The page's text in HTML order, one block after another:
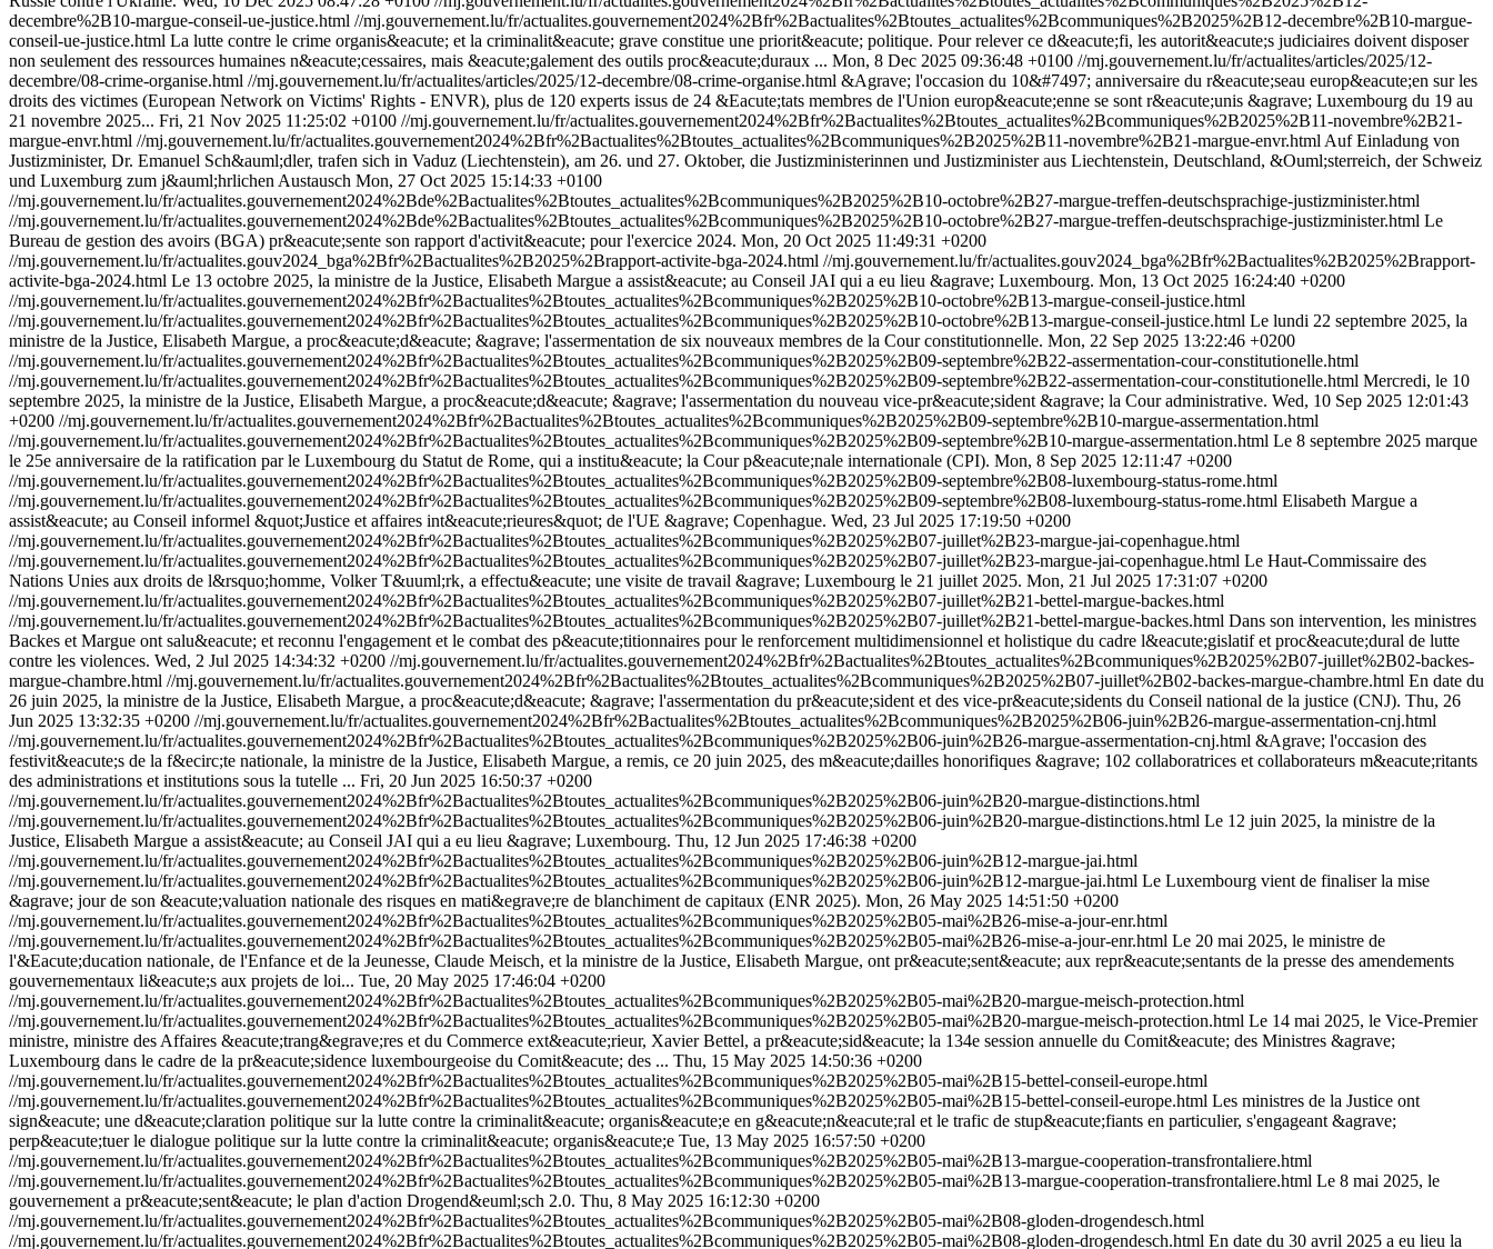
decembre%2B10-margue-conseil-ue-justice.html //mj.gouvernement.lu/fr/actualites.gouvernement2024%2Bfr%2Bactualites%2Btoutes_actualites%2Bcommuniques%2B2025%2B12-decembre%2B10-margue-
conseil-ue-justice.html La lutte contre le crime organis&eacute; et la criminalit&eacute; grave constitue une priorit&eacute; politique. Pour relever ce d&eacute;fi, les autorit&eacute;s judiciaires doivent disposer
non seulement des ressources humaines n&eacute;cessaires, mais &eacute;galement des outils proc&eacute;duraux ... Mon, 8 Dec 2025 09:36:48 +0100 //mj.gouvernement.lu/fr/actualites/articles/2025/12-
decembre/08-crime-organise.html //mj.gouvernement.lu/fr/actualites/articles/2025/12-decembre/08-crime-organise.html &Agrave; l'occasion du 10&#7497; anniversaire du r&eacute;seau europ&eacute;en sur les
droits des victimes (European Network on Victims' Rights - ENVR), plus de 120 experts issus de 24 &Eacute;tats membres de l'Union europ&eacute;enne se sont r&eacute;unis &agrave; Luxembourg du 19 au
21 novembre 2025... Fri, 21 Nov 2025 11:25:02 +0100 //mj.gouvernement.lu/fr/actualites.gouvernement2024%2Bfr%2Bactualites%2Btoutes_actualites%2Bcommuniques%2B2025%2B11-novembre%2B21-
margue-envr.html //mj.gouvernement.lu/fr/actualites.gouvernement2024%2Bfr%2Bactualites%2Btoutes_actualites%2Bcommuniques%2B2025%2B11-novembre%2B21-margue-envr.html Auf Einladung von
Justizminister, Dr. Emanuel Sch&auml;dler, trafen sich in Vaduz (Liechtenstein), am 26. und 27. Oktober, die Justizministerinnen und Justizminister aus Liechtenstein, Deutschland, &Ouml;sterreich, der Schweiz
und Luxemburg zum j&auml;hrlichen Austausch Mon, 27 Oct 2025 15:14:33 +0100
//mj.gouvernement.lu/fr/actualites.gouvernement2024%2Bde%2Bactualites%2Btoutes_actualites%2Bcommuniques%2B2025%2B10-octobre%2B27-margue-treffen-deutschsprachige-justizminister.html
//mj.gouvernement.lu/fr/actualites.gouvernement2024%2Bde%2Bactualites%2Btoutes_actualites%2Bcommuniques%2B2025%2B10-octobre%2B27-margue-treffen-deutschsprachige-justizminister.html Le
Bureau de gestion des avoirs (BGA) pr&eacute;sente son rapport d'activit&eacute; pour l'exercice 2024. Mon, 20 Oct 2025 11:49:31 +0200
//mj.gouvernement.lu/fr/actualites.gouv2024_bga%2Bfr%2Bactualites%2B2025%2Brapport-activite-bga-2024.html //mj.gouvernement.lu/fr/actualites.gouv2024_bga%2Bfr%2Bactualites%2B2025%2Brapport-
activite-bga-2024.html Le 13 octobre 2025, la ministre de la Justice, Elisabeth Margue a assist&eacute; au Conseil JAI qui a eu lieu &agrave; Luxembourg. Mon, 13 Oct 2025 16:24:40 +0200
//mj.gouvernement.lu/fr/actualites.gouvernement2024%2Bfr%2Bactualites%2Btoutes_actualites%2Bcommuniques%2B2025%2B10-octobre%2B13-margue-conseil-justice.html
//mj.gouvernement.lu/fr/actualites.gouvernement2024%2Bfr%2Bactualites%2Btoutes_actualites%2Bcommuniques%2B2025%2B10-octobre%2B13-margue-conseil-justice.html Le lundi 22 septembre 2025, la
ministre de la Justice, Elisabeth Margue, a proc&eacute;d&eacute; &agrave; l'assermentation de six nouveaux membres de la Cour constitutionnelle. Mon, 22 Sep 2025 13:22:46 +0200
//mj.gouvernement.lu/fr/actualites.gouvernement2024%2Bfr%2Bactualites%2Btoutes_actualites%2Bcommuniques%2B2025%2B09-septembre%2B22-assermentation-cour-constitutionelle.html
//mj.gouvernement.lu/fr/actualites.gouvernement2024%2Bfr%2Bactualites%2Btoutes_actualites%2Bcommuniques%2B2025%2B09-septembre%2B22-assermentation-cour-constitutionelle.html Mercredi, le 10
septembre 2025, la ministre de la Justice, Elisabeth Margue, a proc&eacute;d&eacute; &agrave; l'assermentation du nouveau vice-pr&eacute;sident &agrave; la Cour administrative. Wed, 10 Sep 2025 12:01:43
+0200 //mj.gouvernement.lu/fr/actualites.gouvernement2024%2Bfr%2Bactualites%2Btoutes_actualites%2Bcommuniques%2B2025%2B09-septembre%2B10-margue-assermentation.html
//mj.gouvernement.lu/fr/actualites.gouvernement2024%2Bfr%2Bactualites%2Btoutes_actualites%2Bcommuniques%2B2025%2B09-septembre%2B10-margue-assermentation.html Le 8 septembre 2025 marque
le 25e anniversaire de la ratification par le Luxembourg du Statut de Rome, qui a institu&eacute; la Cour p&eacute;nale internationale (CPI). Mon, 8 Sep 2025 12:11:47 +0200
//mj.gouvernement.lu/fr/actualites.gouvernement2024%2Bfr%2Bactualites%2Btoutes_actualites%2Bcommuniques%2B2025%2B09-septembre%2B08-luxembourg-status-rome.html
//mj.gouvernement.lu/fr/actualites.gouvernement2024%2Bfr%2Bactualites%2Btoutes_actualites%2Bcommuniques%2B2025%2B09-septembre%2B08-luxembourg-status-rome.html Elisabeth Margue a
assist&eacute; au Conseil informel &quot;Justice et affaires int&eacute;rieures&quot; de l'UE &agrave; Copenhague. Wed, 23 Jul 2025 17:19:50 +0200
//mj.gouvernement.lu/fr/actualites.gouvernement2024%2Bfr%2Bactualites%2Btoutes_actualites%2Bcommuniques%2B2025%2B07-juillet%2B23-margue-jai-copenhague.html
//mj.gouvernement.lu/fr/actualites.gouvernement2024%2Bfr%2Bactualites%2Btoutes_actualites%2Bcommuniques%2B2025%2B07-juillet%2B23-margue-jai-copenhague.html Le Haut-Commissaire des
Nations Unies aux droits de l&rsquo;homme, Volker T&uuml;rk, a effectu&eacute; une visite de travail &agrave; Luxembourg le 21 juillet 2025. Mon, 21 Jul 2025 17:31:07 +0200
//mj.gouvernement.lu/fr/actualites.gouvernement2024%2Bfr%2Bactualites%2Btoutes_actualites%2Bcommuniques%2B2025%2B07-juillet%2B21-bettel-margue-backes.html
//mj.gouvernement.lu/fr/actualites.gouvernement2024%2Bfr%2Bactualites%2Btoutes_actualites%2Bcommuniques%2B2025%2B07-juillet%2B21-bettel-margue-backes.html Dans son intervention, les ministres
Backes et Margue ont salu&eacute; et reconnu l'engagement et le combat des p&eacute;titionnaires pour le renforcement multidimensionnel et holistique du cadre l&eacute;gislatif et proc&eacute;dural de lutte
contre les violences. Wed, 2 Jul 2025 14:34:32 +0200 //mj.gouvernement.lu/fr/actualites.gouvernement2024%2Bfr%2Bactualites%2Btoutes_actualites%2Bcommuniques%2B2025%2B07-juillet%2B02-backes-
margue-chambre.html //mj.gouvernement.lu/fr/actualites.gouvernement2024%2Bfr%2Bactualites%2Btoutes_actualites%2Bcommuniques%2B2025%2B07-juillet%2B02-backes-margue-chambre.html En date du
26 juin 2025, la ministre de la Justice, Elisabeth Margue, a proc&eacute;d&eacute; &agrave; l'assermentation du pr&eacute;sident et des vice-pr&eacute;sidents du Conseil national de la justice (CNJ). Thu, 26
Jun 2025 13:32:35 +0200 //mj.gouvernement.lu/fr/actualites.gouvernement2024%2Bfr%2Bactualites%2Btoutes_actualites%2Bcommuniques%2B2025%2B06-juin%2B26-margue-assermentation-cnj.html
//mj.gouvernement.lu/fr/actualites.gouvernement2024%2Bfr%2Bactualites%2Btoutes_actualites%2Bcommuniques%2B2025%2B06-juin%2B26-margue-assermentation-cnj.html &Agrave; l'occasion des
festivit&eacute;s de la f&ecirc;te nationale, la ministre de la Justice, Elisabeth Margue, a remis, ce 20 juin 2025, des m&eacute;dailles honorifiques &agrave; 102 collaboratrices et collaborateurs m&eacute;ritants
des administrations et institutions sous la tutelle ... Fri, 20 Jun 2025 16:50:37 +0200
//mj.gouvernement.lu/fr/actualites.gouvernement2024%2Bfr%2Bactualites%2Btoutes_actualites%2Bcommuniques%2B2025%2B06-juin%2B20-margue-distinctions.html
//mj.gouvernement.lu/fr/actualites.gouvernement2024%2Bfr%2Bactualites%2Btoutes_actualites%2Bcommuniques%2B2025%2B06-juin%2B20-margue-distinctions.html Le 12 juin 2025, la ministre de la
Justice, Elisabeth Margue a assist&eacute; au Conseil JAI qui a eu lieu &agrave; Luxembourg. Thu, 12 Jun 2025 17:46:38 +0200
//mj.gouvernement.lu/fr/actualites.gouvernement2024%2Bfr%2Bactualites%2Btoutes_actualites%2Bcommuniques%2B2025%2B06-juin%2B12-margue-jai.html
//mj.gouvernement.lu/fr/actualites.gouvernement2024%2Bfr%2Bactualites%2Btoutes_actualites%2Bcommuniques%2B2025%2B06-juin%2B12-margue-jai.html Le Luxembourg vient de finaliser la mise
&agrave; jour de son &eacute;valuation nationale des risques en mati&egrave;re de blanchiment de capitaux (ENR 2025). Mon, 26 May 2025 14:51:50 +0200
//mj.gouvernement.lu/fr/actualites.gouvernement2024%2Bfr%2Bactualites%2Btoutes_actualites%2Bcommuniques%2B2025%2B05-mai%2B26-mise-a-jour-enr.html
//mj.gouvernement.lu/fr/actualites.gouvernement2024%2Bfr%2Bactualites%2Btoutes_actualites%2Bcommuniques%2B2025%2B05-mai%2B26-mise-a-jour-enr.html Le 20 mai 2025, le ministre de
l'&Eacute;ducation nationale, de l'Enfance et de la Jeunesse, Claude Meisch, et la ministre de la Justice, Elisabeth Margue, ont pr&eacute;sent&eacute; aux repr&eacute;sentants de la presse des amendements
gouvernementaux li&eacute;s aux projets de loi... Tue, 20 May 2025 17:46:04 +0200
//mj.gouvernement.lu/fr/actualites.gouvernement2024%2Bfr%2Bactualites%2Btoutes_actualites%2Bcommuniques%2B2025%2B05-mai%2B20-margue-meisch-protection.html
//mj.gouvernement.lu/fr/actualites.gouvernement2024%2Bfr%2Bactualites%2Btoutes_actualites%2Bcommuniques%2B2025%2B05-mai%2B20-margue-meisch-protection.html Le 14 mai 2025, le Vice-Premier
ministre, ministre des Affaires &eacute;trang&egrave;res et du Commerce ext&eacute;rieur, Xavier Bettel, a pr&eacute;sid&eacute; la 134e session annuelle du Comit&eacute; des Ministres &agrave;
Luxembourg dans le cadre de la pr&eacute;sidence luxembourgeoise du Comit&eacute; des ... Thu, 15 May 2025 14:50:36 +0200
//mj.gouvernement.lu/fr/actualites.gouvernement2024%2Bfr%2Bactualites%2Btoutes_actualites%2Bcommuniques%2B2025%2B05-mai%2B15-bettel-conseil-europe.html
//mj.gouvernement.lu/fr/actualites.gouvernement2024%2Bfr%2Bactualites%2Btoutes_actualites%2Bcommuniques%2B2025%2B05-mai%2B15-bettel-conseil-europe.html Les ministres de la Justice ont
sign&eacute; une d&eacute;claration politique sur la lutte contre la criminalit&eacute; organis&eacute;e en g&eacute;n&eacute;ral et le trafic de stup&eacute;fiants en particulier, s'engageant &agrave;
perp&eacute;tuer le dialogue politique sur la lutte contre la criminalit&eacute; organis&eacute;e Tue, 13 May 2025 16:57:50 +0200
//mj.gouvernement.lu/fr/actualites.gouvernement2024%2Bfr%2Bactualites%2Btoutes_actualites%2Bcommuniques%2B2025%2B05-mai%2B13-margue-cooperation-transfrontaliere.html
//mj.gouvernement.lu/fr/actualites.gouvernement2024%2Bfr%2Bactualites%2Btoutes_actualites%2Bcommuniques%2B2025%2B05-mai%2B13-margue-cooperation-transfrontaliere.html Le 8 mai 2025, le
gouvernement a pr&eacute;sent&eacute; le plan d'action Drogend&euml;sch 2.0. Thu, 8 May 2025 16:12:30 +0200
//mj.gouvernement.lu/fr/actualites.gouvernement2024%2Bfr%2Bactualites%2Btoutes_actualites%2Bcommuniques%2B2025%2B05-mai%2B08-gloden-drogendesch.html
//mj.gouvernement.lu/fr/actualites.gouvernement2024%2Bfr%2Bactualites%2Btoutes_actualites%2Bcommuniques%2B2025%2B05-mai%2B08-gloden-drogendesch.html En date du 30 avril 2025 a eu lieu la